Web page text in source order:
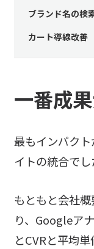
ブランド名の検
カート導線改善
一番成
最もインパク
イトの統合でし
もともと会社
り、Googleア
とCVRと平均